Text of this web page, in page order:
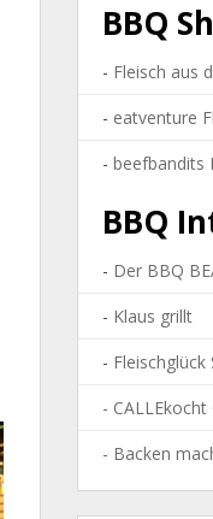
BBQ
- Fleisch aus
- eatventure
- beefbandits
BBQ
- Der BBQ
- Klaus grillt
- Fleischglück
-
- Backen